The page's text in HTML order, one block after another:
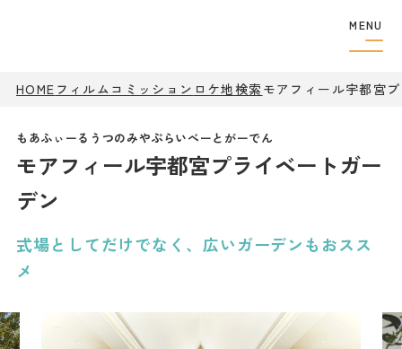
MENU
HOME フィルムコミッション ロケ地検索 モアフィール宇都宮
モアフィール宇都宮プライベートガー
デン
式場としてだけでなく、広いガーデンもおスス
メ
フィルムコミッショ
制作者の
撮影実績